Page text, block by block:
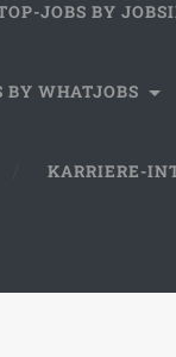
JOBS BY
BY WHATJOBS
KARRIERE-